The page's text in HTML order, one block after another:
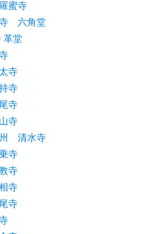
蜜寺
六角堂
革堂
寺
寺
寺
寺
清水寺
寺
寺
寺
寺